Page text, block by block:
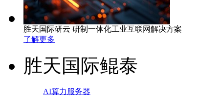
胜天国际研云 研制一体化工业互联网解决方案
了解更多
胜天国际鲲泰
AI算力服务器